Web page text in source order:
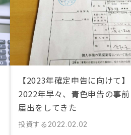
【2023年確定申告に向けて】
2022年早々、青色申告の事前
届出をしてきた
投資する 2022.02.02